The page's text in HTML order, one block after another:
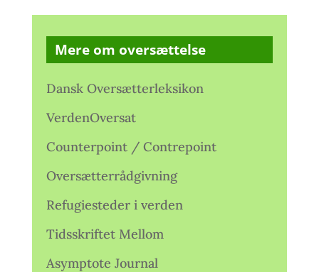
Mere om oversættelse
Dansk Oversætterleksikon
VerdenOversat
Counterpoint / Contrepoint
Oversætterrådgivning
Refugiesteder i verden
Tidsskriftet Mellom
Asymptote Journal